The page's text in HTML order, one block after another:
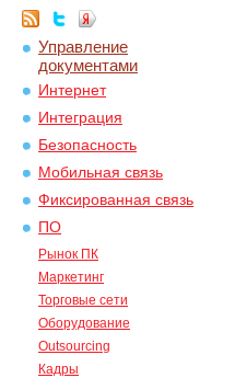
Управление
документами
Интернет
Интеграция
Безопасность
Мобильная связь
Фиксированная связь
ПО
Рынок ПК
Маркетинг
Торговые сети
Оборудование
Outsourcing
Кадры